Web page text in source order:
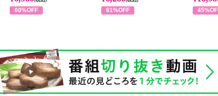
60%OFF 61%OFF